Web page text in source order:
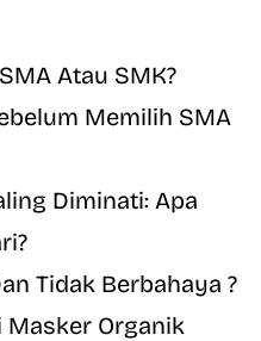
Atau SMK?
Memilih SMA
Diminati: Apa
Tidak Berbahaya ?
Masker Organik